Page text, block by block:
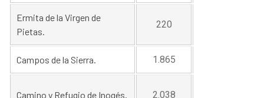
Ermita de la Virgen de
Pietas.
220
Campos de la Sierra. 1.865
Camino y Refugio de Inogés. 2.038